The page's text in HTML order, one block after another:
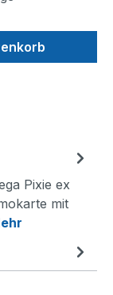
Pixie ex
mit